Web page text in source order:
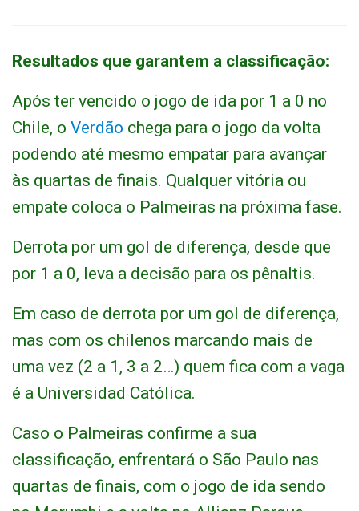
Resultados que garantem a classificação:
Após ter vencido o jogo de ida por 1 a 0 no
Chile, o Verdão chega para o jogo da volta
podendo até mesmo empatar para avançar
às quartas de finais. Qualquer vitória ou
empate coloca o Palmeiras na próxima fase.
Derrota por um gol de diferença, desde que
por 1 a 0, leva a decisão para os pênaltis.
Em caso de derrota por um gol de diferença,
mas com os chilenos marcando mais de
uma vez (2 a 1, 3 a 2…) quem fica com a vaga
é a Universidad Católica.
Caso o Palmeiras confirme a sua
classificação, enfrentará o São Paulo nas
quartas de finais, com o jogo de ida sendo